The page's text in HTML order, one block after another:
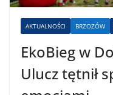
AKTUALNOŚCI BRZOZÓW
EkoBieg w
Ulucz tętnił